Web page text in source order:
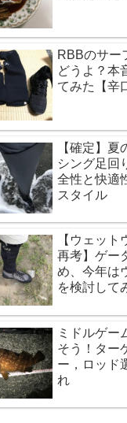
RBBのサー
どうよ？本
てみた【辛
【確定】夏
シング足回
全性と快適
スタイル
【ウェッ
再考】ゲー
め、今年は
を検討して
ミドルゲー
そう！ター
ー，ロッド
れ